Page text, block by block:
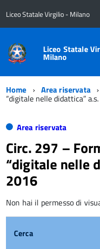
Liceo Statale Virgilio - Milano
Liceo Statale
Milano
Home Area riservata
“digitale nelle didattica”
Area riservata
Circ. 297 –
“digitale nelle
2016
Non hai il permesso di
Cerca